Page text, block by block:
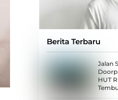
Berita Terbaru
Jalan
HUT